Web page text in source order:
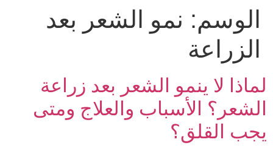
الوسم: نمو الشعر بعد
الزراعة
لماذا لا ينمو الشعر بعد زراعة
الشعر؟ الأسباب والعلاج ومتى
يجب القلق؟